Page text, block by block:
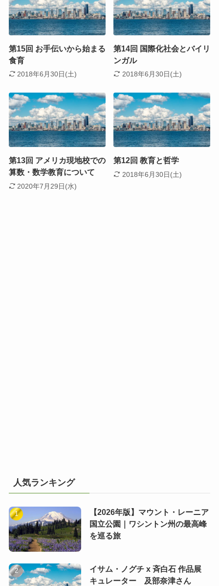
第15回 お手伝いから始まる
食育
2018年6月30日(土)
第14回 国際化社会とバイリ
ンガル
2018年6月30日(土)
第13回 アメリカ現地校での
算数・数学教育について
2020年7月29日(水)
第12回 教育と哲学
2018年6月30日(土)
人気ランキング
【2026年版】マウント・レーニア
国立公園｜ワシントン州の最高峰
を巡る旅
イサム・ノグチ x 斉白石 作品展
キュレーター 及部奈津さん